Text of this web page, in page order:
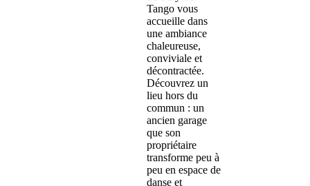
Tango vous
accueille dans
une ambiance
chaleureuse,
conviviale et
décontractée.
Découvrez un
lieu hors du
commun : un
ancien garage
que son
propriétaire
transforme peu à
peu en espace de
danse et